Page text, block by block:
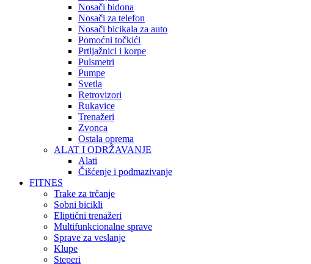
Nosači bidona
Nosači za telefon
Nosači bicikala za auto
Pomoćni točkići
Prtljažnici i korpe
Pulsmetri
Pumpe
Svetla
Retrovizori
Rukavice
Trenažeri
Zvonca
Ostala oprema
ALAT I ODRŽAVANJE
Alati
Čišćenje i podmazivanje
FITNES
Trake za trčanje
Sobni bicikli
Eliptični trenažeri
Multifunkcionalne sprave
Sprave za veslanje
Klupe
Steperi